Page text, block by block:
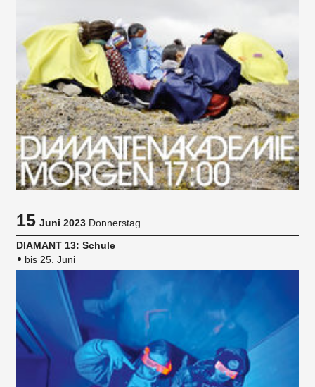
15Juni 2023 Donnerstag
DIAMANT 13: Schule
bis 25. Juni